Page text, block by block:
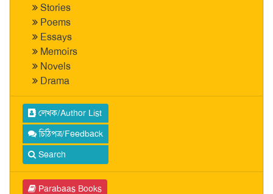
Stories
Poems
Essays
Memoirs
Novels
Drama
লেখক/Author List
চিঠিপত্র/Feedback
Search
Parabaas Books